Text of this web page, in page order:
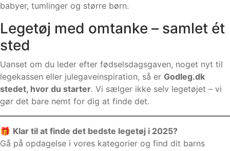
babyer, tumlinger og større børn.
Legetøj med omtanke – samlet ét
sted
Uanset om du leder efter fødselsdagsgaven, noget nyt til
legekassen eller julegaveinspiration, så er Godleg.dk
stedet, hvor du starter. Vi sælger ikke selv legetøjet – vi
gør det bare nemt for dig at finde det.
🎁 Klar til at finde det bedste legetøj i 2025?
Gå på opdagelse i vores kategorier og find dit barns